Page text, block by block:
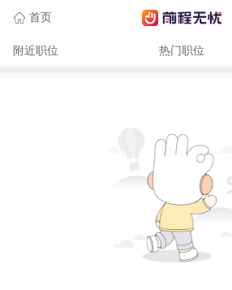
首页
附近职位 热门职位